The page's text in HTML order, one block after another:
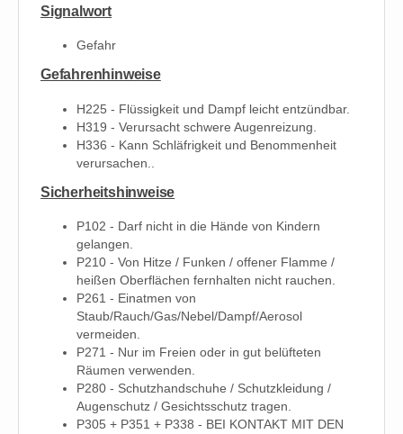
Signalwort
Gefahr
Gefahrenhinweise
H225 - Flüssigkeit und Dampf leicht entzündbar.
H319 - Verursacht schwere Augenreizung.
H336 - Kann Schläfrigkeit und Benommenheit
verursachen..
Sicherheitshinweise
P102 - Darf nicht in die Hände von Kindern
gelangen.
P210 - Von Hitze / Funken / offener Flamme /
heißen Oberflächen fernhalten nicht rauchen.
P261 - Einatmen von
Staub/Rauch/Gas/Nebel/Dampf/Aerosol
vermeiden.
P271 - Nur im Freien oder in gut belüfteten
Räumen verwenden.
P280 - Schutzhandschuhe / Schutzkleidung /
Augenschutz / Gesichtsschutz tragen.
P305 + P351 + P338 - BEI KONTAKT MIT DEN